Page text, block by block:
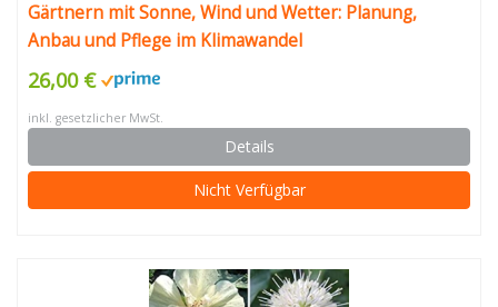
Gärtnern mit Sonne, Wind und Wetter: Planung,
Anbau und Pflege im Klimawandel
26,00 €
inkl. gesetzlicher MwSt.
Details
Nicht Verfügbar